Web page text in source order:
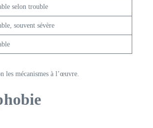
selon trouble
souvent sévère
les mécanismes à l’œuvre.